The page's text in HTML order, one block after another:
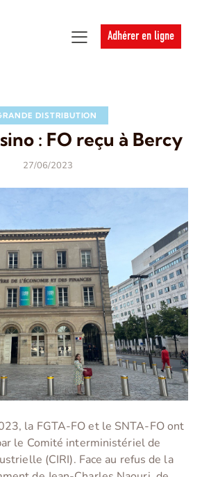
Adhérer en ligne
DISTRIBUTION
: FO reçu à Bercy
27/06/2023
la FGTA-FO et le SNTA-FO ont
le Comité interministériel de
(CIRI). Face au refus de la